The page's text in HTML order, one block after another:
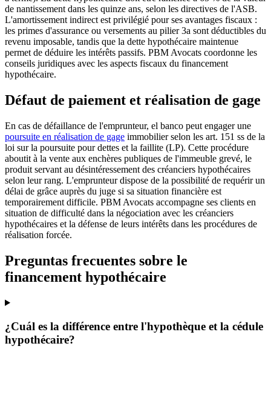
de nantissement dans les quinze ans, selon les directives de l'ASB.
L'amortissement indirect est privilégié pour ses avantages fiscaux :
les primes d'assurance ou versements au pilier 3a sont déductibles du
revenu imposable, tandis que la dette hypothécaire maintenue
permet de déduire les intérêts passifs. PBM Avocats coordonne les
conseils juridiques avec les aspects fiscaux du financement
hypothécaire.
Défaut de paiement et réalisation de gage
En cas de défaillance de l'emprunteur, el banco peut engager une
poursuite en réalisation de gage immobilier selon les art. 151 ss de la
loi sur la poursuite pour dettes et la faillite (LP). Cette procédure
aboutit à la vente aux enchères publiques de l'immeuble grevé, le
produit servant au désintéressement des créanciers hypothécaires
selon leur rang. L'emprunteur dispose de la possibilité de requérir un
délai de grâce auprès du juge si sa situation financière est
temporairement difficile. PBM Avocats accompagne ses clients en
situation de difficulté dans la négociation avec les créanciers
hypothécaires et la défense de leurs intérêts dans les procédures de
réalisation forcée.
Preguntas frecuentes sobre le
financement hypothécaire
¿Cuál es la différence entre l'hypothèque et la cédule
hypothécaire?